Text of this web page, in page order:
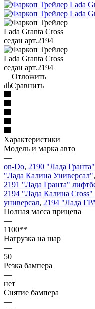
Отложить
Сравнить
Характеристики
Модель и марка авто
—
on-Do, 2190 "Лада Гранта"
"Лада Калина Универсал",
2191 "Лада Гранта"
2194 "Лада Калина Cross"
универсал, 2194 "Лада
Полная масса прицепа
—
1100**
Нагрузка на шар
—
50
Резка бампера
—
нет
Снятие бампера
—